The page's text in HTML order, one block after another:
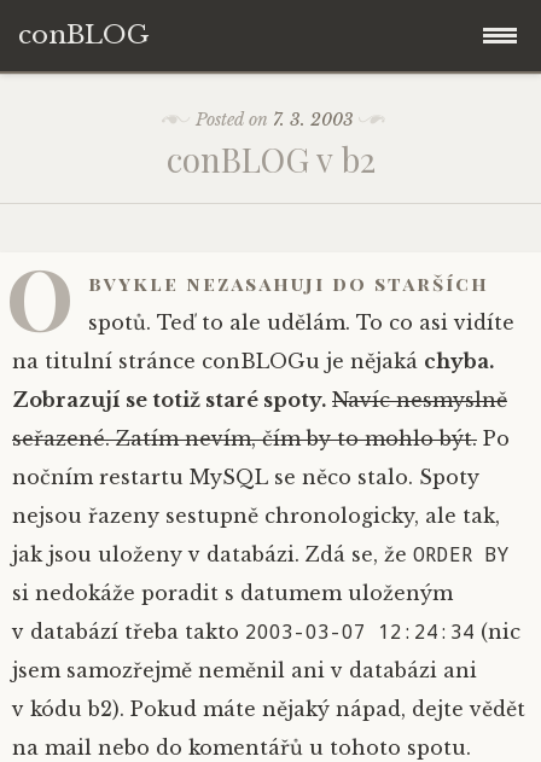
conBLOG
Posted on 7. 3. 2003
conBLOG v b2
O bvykle nezasahuji do starších
spotů. Teď to ale udělám. To co asi vidíte
na titulní stránce conBLOGu je nějaká chyba.
Zobrazují se totiž staré spoty. Navíc nesmyslně
seřazené. Zatím nevím, čím by to mohlo být. Po
nočním restartu MySQL se něco stalo. Spoty
nejsou řazeny sestupně chronologicky, ale tak,
jak jsou uloženy v databázi. Zdá se, že ORDER BY
si nedokáže poradit s datumem uloženým
v databází třeba takto 2003-03-07 12:24:34 (nic
jsem samozřejmě neměnil ani v databázi ani
v kódu b2). Pokud máte nějaký nápad, dejte vědět
na mail nebo do komentářů u tohoto spotu.